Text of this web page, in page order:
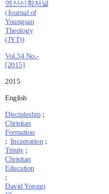
영산신학저널
(Journal of
Youngsan
Theology
(JYT))
Vol.34 No.-
[2015]
2015
English
Discipleship ;
Christian
Formation
; Incarnation ;
Trinity;
Christian
Education
;
David Yonggi